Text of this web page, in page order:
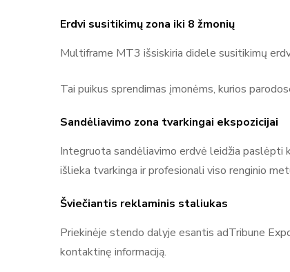
Erdvi susitikimų zona iki 8 žmonių
Multiframe MT3 išsiskiria didele susitikimų
Tai puikus sprendimas įmonėms, kurios
Sandėliavimo zona tvarkingai ekspozicijai
Integruota sandėliavimo erdvė leidžia paslėpti
išlieka tvarkinga ir profesionali viso renginio
Šviečiantis reklaminis staliukas
Priekinėje stendo dalyje esantis adTribune
kontaktinę informaciją.